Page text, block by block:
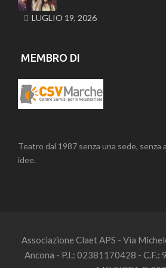
LUGLIO 19, 2026
MEMBRO DI
Teatro dal 1987 senza una sede, senza
idee.
Associazione Claet APS - Via
Ancona - P.I.: 02381170428 - C.F.: